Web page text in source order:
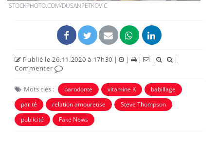
ISTOCKPHOTO.COM/DUSANPETKOVIC
Publié le 26.11.2020 à 17h30 | | | |
|
Commenter
Mots clés : parodonte vitamine K
babillage
parité
relation amoureuse
Steve Thompson
publicité
Fake News